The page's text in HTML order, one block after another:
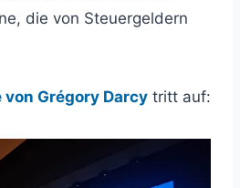
die von Steuergeldern
Grégory Darcy tritt auf: